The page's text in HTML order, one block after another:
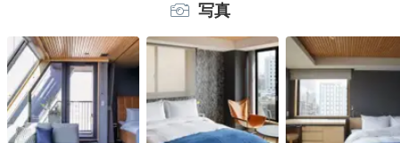
カフェ×劇場×ホテルが集結。館内にいるだけで楽しめ
る！
写真